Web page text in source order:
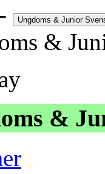
- Ungdoms & Junior
&
&